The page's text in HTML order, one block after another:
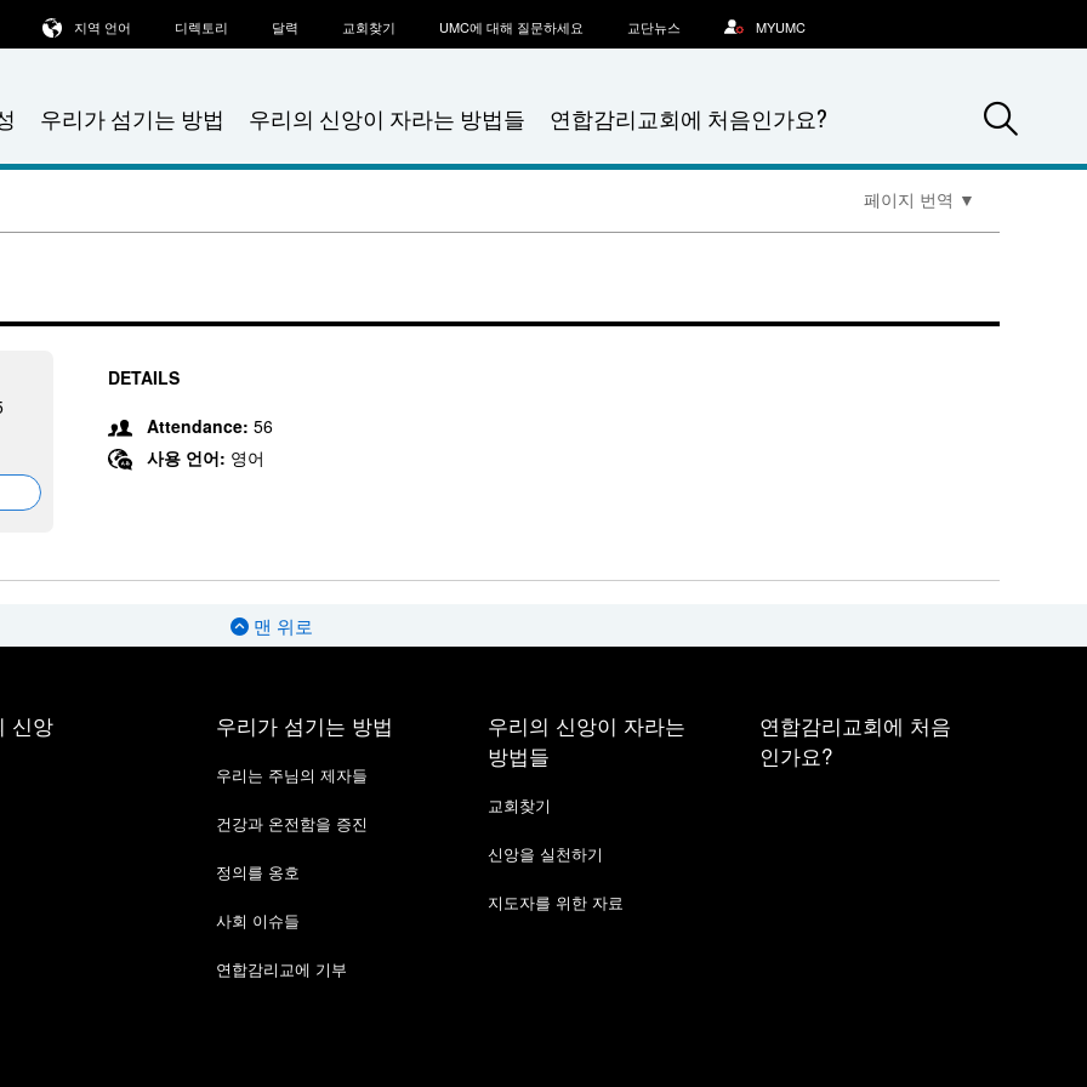
우리가 섬기는 방법 우리의 신앙이 자라는 방법들 연합감리교회에 처음인가요?
지역 언어 디렉토리 달력 교회찾기 UMC에 대해 질문하세요 교단뉴스 MYUMC
페이지 번역 ▼
DETAILS
Attendance: 56
사용 언어: 영어
맨 위로
신앙 우리가 섬기는 방법
우리는 주님의 제자들
건강과 온전함을 증진
정의를 옹호
사회 이슈들
연합감리교에 기부
우리의 신앙이 자라는
방법들
교회찾기
신앙을 실천하기
지도자를 위한 자료
연합감리교회에 처음
인가요?